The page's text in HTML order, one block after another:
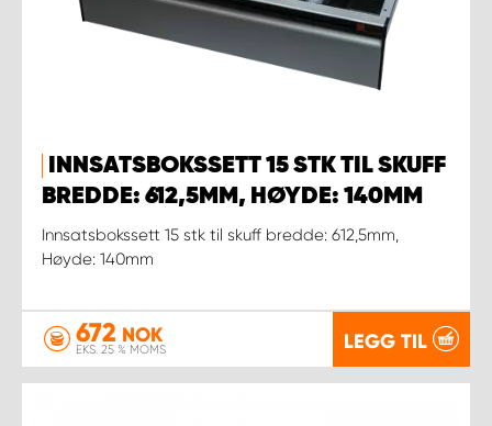
INNSATSBOKSSETT 15 STK TIL SKUFF
BREDDE: 612,5MM, HØYDE: 140MM
Innsatsbokssett 15 stk til skuff bredde: 612,5mm,
Høyde: 140mm
672 NOK
EKS. 25 % MOMS LEGG TIL
WORK SYSTEM OSLO